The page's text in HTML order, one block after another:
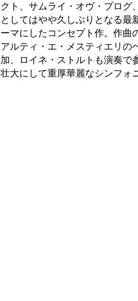
クト、サムライ・オヴ・プログ
としてはやや久しぶりとなる最
ーマにしたコンセプト作。作曲
アルティ・エ・メスティエリの
加、ロイネ・ストルトも演奏で
壮大にして重厚華麗なシンフォ